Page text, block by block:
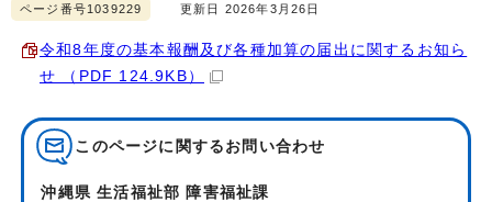
ページ番号1039229 更新日 2026年3月26日
令和8年度の基本報酬及び各種加算の届出に関するお知ら
せ （PDF 124.9KB）
このページに関する お問い合わせ
沖縄県 生活福祉部 障害福祉課